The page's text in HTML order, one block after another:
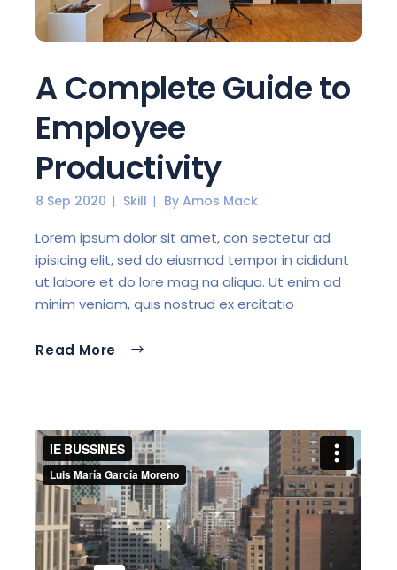
A Complete Guide to
Employee
Productivity
8 Sep 2020 Skill By Amos Mack
Lorem ipsum dolor sit amet, con sectetur ad
ipisicing elit, sed do eiusmod tempor in cididunt
ut labore et do lore mag na aliqua. Ut enim ad
minim veniam, quis nostrud ex ercitatio
Read More